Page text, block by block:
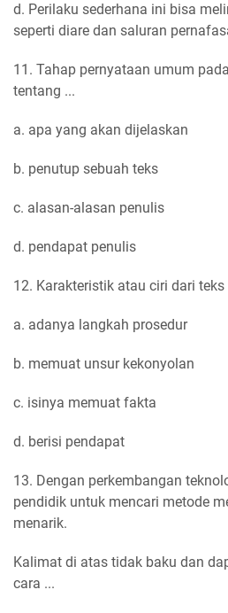
d. Perilaku sederhana ini bisa
seperti diare dan saluran
11. Tahap pernyataan umum
tentang ...
a. apa yang akan dijelaskan
b. penutup sebuah teks
c. alasan-alasan penulis
d. pendapat penulis
12. Karakteristik atau ciri dari
a. adanya langkah prosedur
b. memuat unsur kekonyolan
c. isinya memuat fakta
d. berisi pendapat
13. Dengan perkembangan
pendidik untuk mencari metode
menarik.
Kalimat di atas tidak baku dan
cara ...